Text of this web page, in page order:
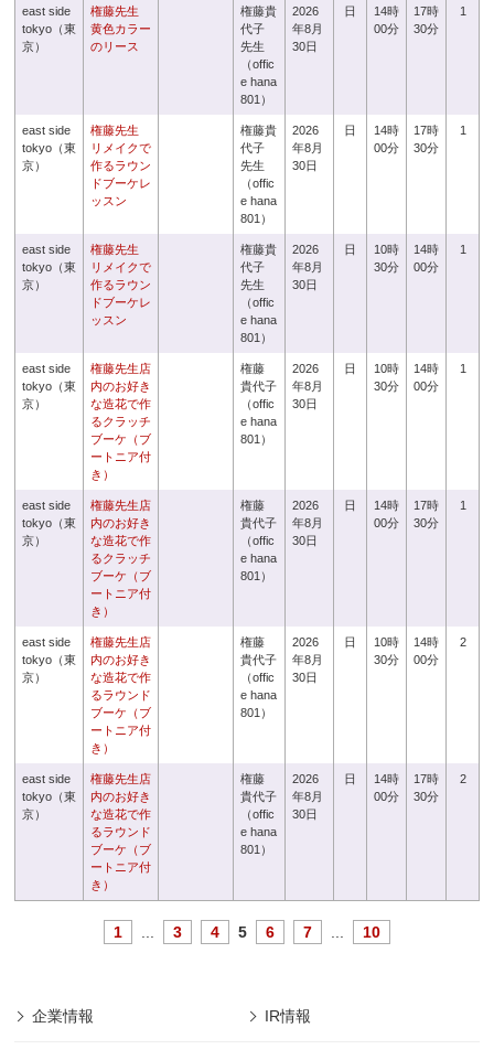
east side
tokyo（東
京）
権藤先生
黄色カラー
のリース
権藤貴
代子
先生
（offic
e hana
801）
2026
年8月
30日
日
14時
00分
17時
30分
1
east side
tokyo（東
京）
権藤先生
リメイクで
作るラウン
ドブーケレ
ッスン
権藤貴
代子
先生
（offic
e hana
801）
2026
年8月
30日
日
14時
00分
17時
30分
1
east side
tokyo（東
京）
権藤先生
リメイクで
作るラウン
ドブーケレ
ッスン
権藤貴
代子
先生
（offic
e hana
801）
2026
年8月
30日
日
10時
30分
14時
00分
1
east side
tokyo（東
京）
権藤先生店
内のお好き
な造花で作
るクラッチ
ブーケ（ブ
ートニア付
き）
権藤
貴代子
（offic
e hana
801）
2026
年8月
30日
日
10時
30分
14時
00分
1
east side
tokyo（東
京）
権藤先生店
内のお好き
な造花で作
るクラッチ
ブーケ（ブ
ートニア付
き）
権藤
貴代子
（offic
e hana
801）
2026
年8月
30日
日
14時
00分
17時
30分
1
east side
tokyo（東
京）
権藤先生店
内のお好き
な造花で作
るラウンド
ブーケ（ブ
ートニア付
き）
権藤
貴代子
（offic
e hana
801）
2026
年8月
30日
日
10時
30分
14時
00分
2
east side
tokyo（東
京）
権藤先生店
内のお好き
な造花で作
るラウンド
ブーケ（ブ
ートニア付
き）
権藤
貴代子
（offic
e hana
801）
2026
年8月
30日
日
14時
00分
17時
30分
2
1 3 4 5 6 7 10
企業情報 IR情報